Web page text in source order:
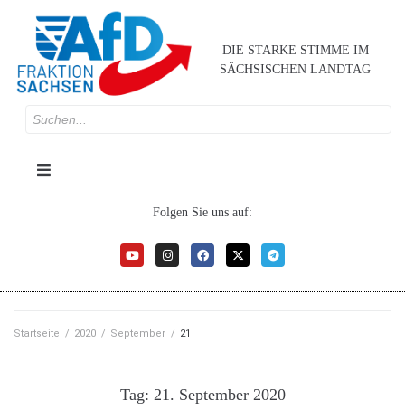
DIE STARKE STIMME IM
SÄCHSISCHEN LANDTAG
Folgen Sie uns auf:
Startseite / 2020 / September / 21
Tag: 21. September 2020